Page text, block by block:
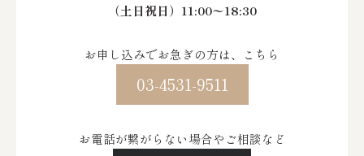
（土日祝日）11:00〜18:30
お申し込みでお急ぎの方は、こちら
03-4531-9511
お電話が繋がらない場合やご相談など